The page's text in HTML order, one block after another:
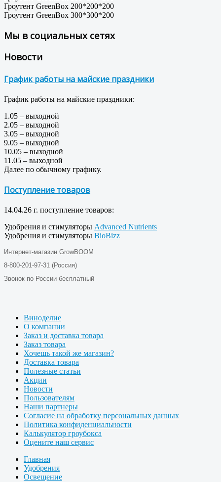
Гроутент GreenBox 200*200*200
Гроутент GreenBox 300*300*200
Мы в социальных сетях
Новости
График работы на майские праздники
График работы на майские праздники:
1.05 – выходной
2.05 – выходной
3.05 – выходной
9.05 – выходной
10.05 – выходной
11.05 – выходной
Далее по обычному графику.
Поступление товаров
14.04.26 г. поступление товаров:
Удобрения и стимуляторы Advanced Nutrients
Удобрения и стимуляторы BioBizz
Интернет-магазин GrowBOOM
8-800-201-97-31 (Россия)
Звонок по России бесплатный
Виноделие
О компании
Заказ и доставка товара
Заказ товара
Хочешь такой же магазин?
Доставка товара
Полезные статьи
Акции
Новости
Пользователям
Наши партнеры
Согласие на обработку персональных данных
Политика конфиденциальности
Калькулятор гроубокса
Оцените наш сервис
Главная
Удобрения
Освещение